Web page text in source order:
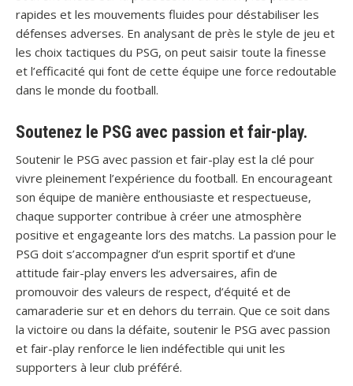
rapides et les mouvements fluides pour déstabiliser les
défenses adverses. En analysant de près le style de jeu et
les choix tactiques du PSG, on peut saisir toute la finesse
et l’efficacité qui font de cette équipe une force redoutable
dans le monde du football.
Soutenez le PSG avec passion et fair-play.
Soutenir le PSG avec passion et fair-play est la clé pour
vivre pleinement l’expérience du football. En encourageant
son équipe de manière enthousiaste et respectueuse,
chaque supporter contribue à créer une atmosphère
positive et engageante lors des matchs. La passion pour le
PSG doit s’accompagner d’un esprit sportif et d’une
attitude fair-play envers les adversaires, afin de
promouvoir des valeurs de respect, d’équité et de
camaraderie sur et en dehors du terrain. Que ce soit dans
la victoire ou dans la défaite, soutenir le PSG avec passion
et fair-play renforce le lien indéfectible qui unit les
supporters à leur club préféré.